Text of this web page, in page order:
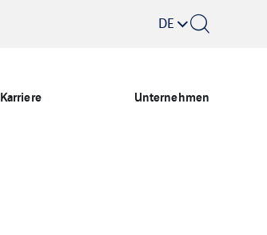
DE
Karriere Unternehmen